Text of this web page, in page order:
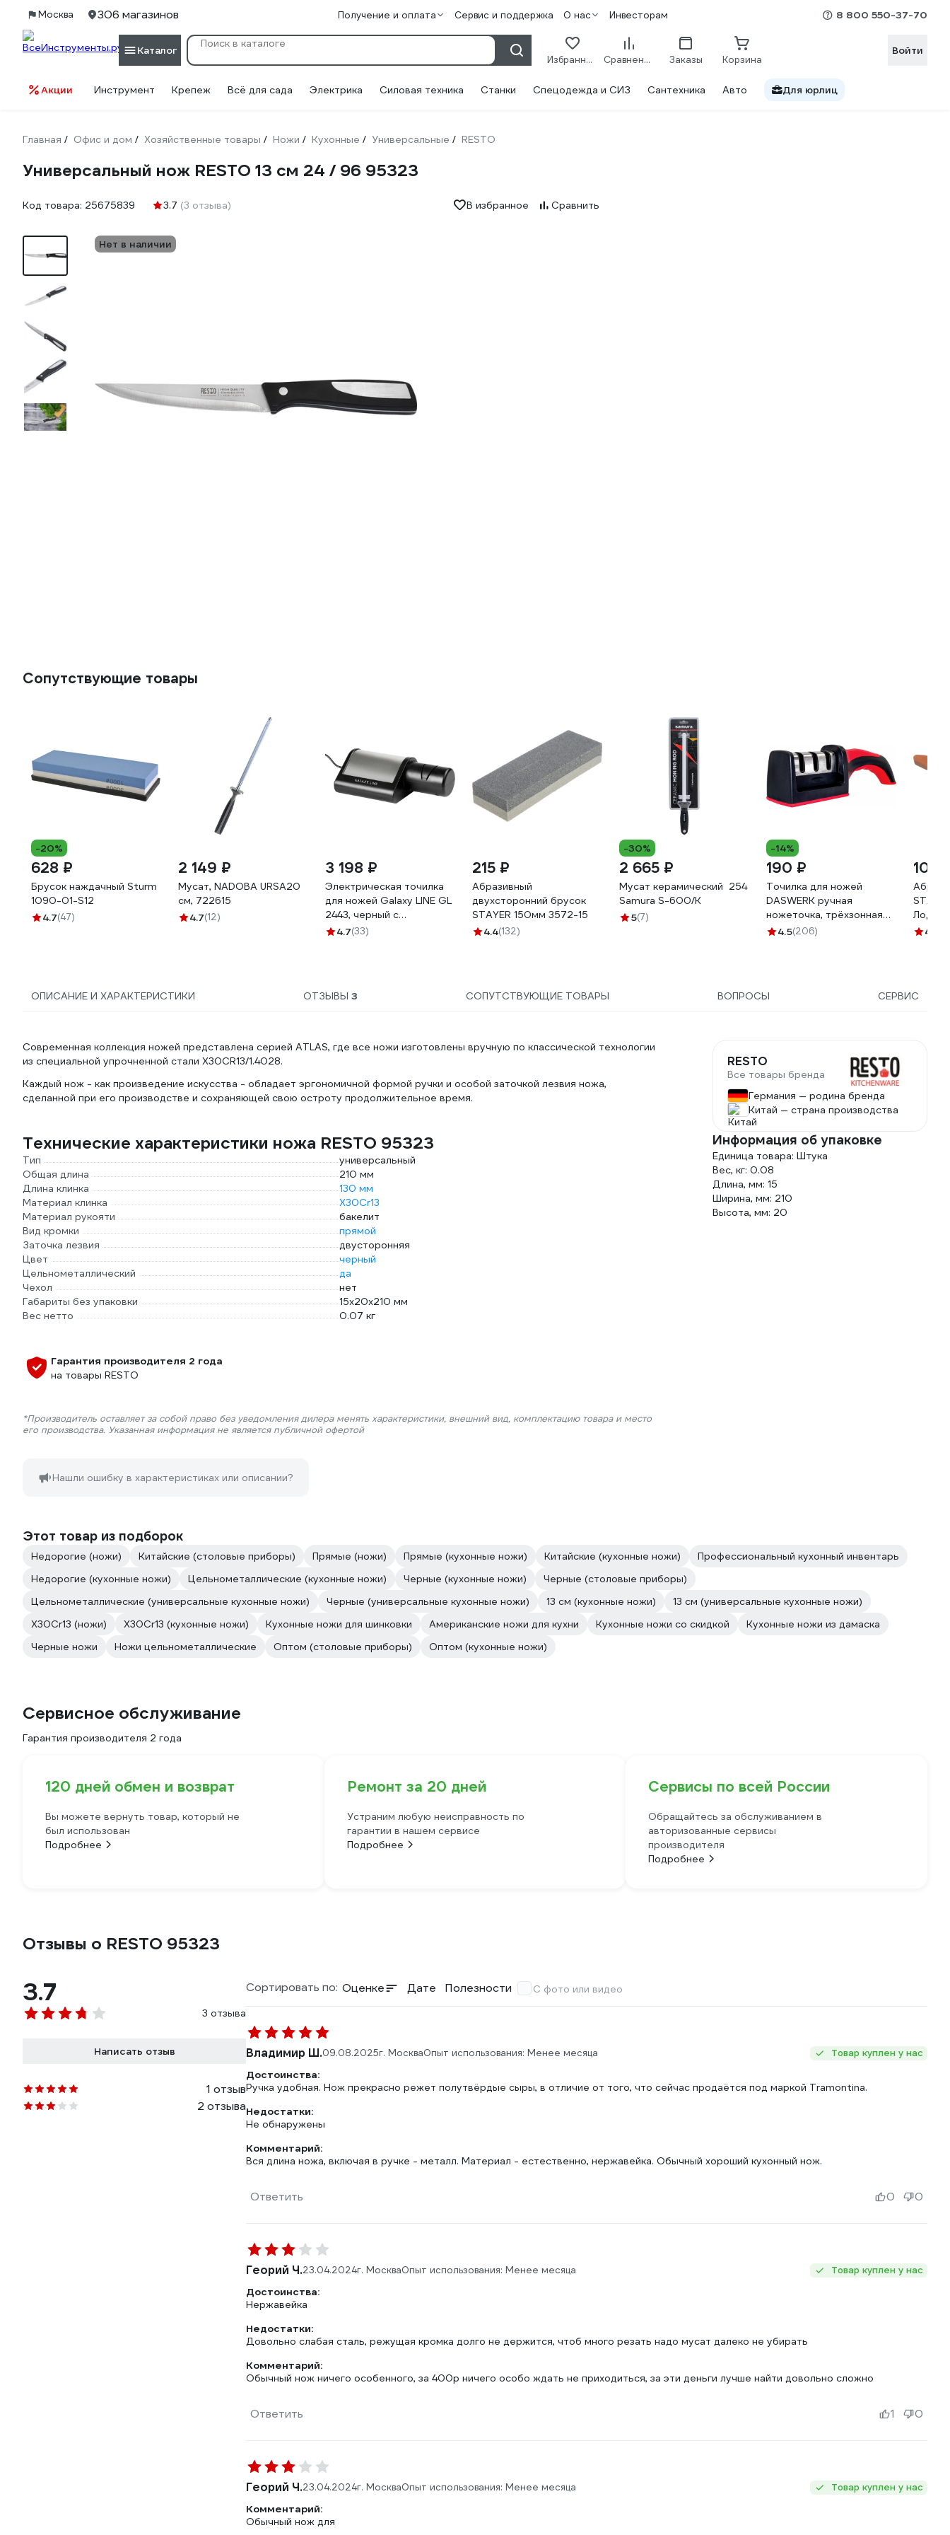
Москва 306 магазинов Получение и оплата Сервис и поддержка О нас Инвесторам 8 800 550-37-70
Каталог
Избранное Сравнение Заказы Корзина
Войти
Акции Инструмент Крепеж Всё для сада Электрика Силовая техника Станки Спецодежда и СИЗ Сантехника Авто Для юрлиц
Главная / Офис и дом / Хозяйственные товары / Ножи / Кухонные / Универсальные / RESTO
Универсальный нож RESTO 13 см 24 / 96 95323
Код товара: 25675839 3.7 (3 отзыва) В избранное Сравнить
Нет в наличии
Сопутствующие товары
-20%
628 ₽
Брусок наждачный Sturm
1090-01-S12
4.7(47)
2 149 ₽
Мусат, NADOBA URSA20
см, 722615
4.7(12)
3 198 ₽
Электрическая точилка
для ножей Galaxy LINE GL
2443, черный с
серебристым, 18 Вт, для
4.7(33)
215 ₽
Абразивный
двухсторонний брусок
STAYER 150мм 3572-15
4.4(132)
-30%
2 665 ₽
Мусат керамический 254 мм, белый
Samura S-600/K
5(7)
-14%
190 ₽
Точилка для ножей
DASWERK ручная
ножеточка, трёхзонная
грубая, чистовая,
4.5(206)
100
4.5
ОПИСАНИЕ И ХАРАКТЕРИСТИКИ ОТЗЫВЫ 3 СОПУТСТВУЮЩИЕ ТОВАРЫ ВОПРОСЫ СЕРВИС
Современная коллекция ножей представлена серией ATLAS, где все ножи изготовлены вручную по классической технологии
из специальной упрочненной стали X30CR13/1.4028.
Каждый нож - как произведение искусства - обладает эргономичной формой ручки и особой заточкой лезвия ножа,
сделанной при его производстве и сохраняющей свою остроту продолжительное время.
Технические характеристики ножа RESTO 95323
Тип
универсальный
Общая длина
210 мм
Длина клинка
130 мм
Материал клинка
X30Cr13
Материал рукояти
бакелит
Вид кромки
прямой
Заточка лезвия
двусторонняя
Цвет
черный
Цельнометаллический
да
Чехол
нет
Габариты без упаковки
15x20x210 мм
Вес нетто
0.07 кг
Гарантия производителя 2 года
на товары RESTO
*Производитель оставляет за собой право без уведомления дилера менять характеристики, внешний вид, комплектацию товара и место
его производства. Указанная информация не является публичной офертой
Нашли ошибку в характеристиках или описании?
RESTO
Все товары бренда
Германия — родина бренда
Китай — страна производства
Информация об упаковке
Единица товара: Штука
Вес, кг: 0.08
Длина, мм: 15
Ширина, мм: 210
Высота, мм: 20
Этот товар из подборок
Недорогие (ножи) Китайские (столовые приборы) Прямые (ножи) Прямые (кухонные ножи) Китайские (кухонные ножи)
Профессиональный кухонный инвентарь
Недорогие (кухонные ножи)
Цельнометаллические (кухонные ножи) Черные (кухонные ножи)
Черные (столовые приборы)
Цельнометаллические (универсальные кухонные ножи)
Черные (универсальные кухонные ножи) 13 см (кухонные ножи)
13 см (универсальные кухонные ножи)
X30Cr13 (ножи)
X30Cr13 (кухонные ножи) Кухонные ножи для шинковки Американские ножи для кухни Кухонные ножи со скидкой
Кухонные ножи из дамаска
Черные ножи
Ножи цельнометаллические Оптом (столовые приборы) Оптом (кухонные ножи)
Сервисное обслуживание
Гарантия производителя 2 года
120 дней обмен и возврат
Вы можете вернуть товар, который не
был использован
Подробнее
Ремонт за 20 дней
Устраним любую неисправность по
гарантии в нашем сервисе
Подробнее
Сервисы по всей России
Обращайтесь за обслуживанием в
авторизованные сервисы
производителя
Подробнее
Отзывы о RESTO 95323
3.7
3 отзыва
Написать отзыв
1 отзыв
2 отзыва
Сортировать по: Оценке Дате Полезности С фото или видео
Владимир Ш.09.08.2025г. МоскваОпыт использования: Менее месяца Товар куплен у нас
Достоинства:
Ручка удобная. Нож прекрасно режет полутвёрдые сыры, в отличие от того, что сейчас продаётся под маркой Tramontina.
Недостатки:
Не обнаружены
Комментарий:
Вся длина ножа, включая в ручке - металл. Материал - естественно, нержавейка. Обычный хороший кухонный нож.
Ответить 0 0
Георий Ч.23.04.2024г. МоскваОпыт использования: Менее месяца Товар куплен у нас
Достоинства:
Нержавейка
Недостатки:
Довольно слабая сталь, режущая кромка долго не держится, чтоб много резать надо мусат далеко не убирать
Комментарий:
Обычный нож ничего особенного, за 400р ничего особо ждать не приходиться, за эти деньги лучше найти довольно сложно
Ответить 1 0
Георий Ч.23.04.2024г. МоскваОпыт использования: Менее месяца Товар куплен у нас
Комментарий:
Обычный нож для